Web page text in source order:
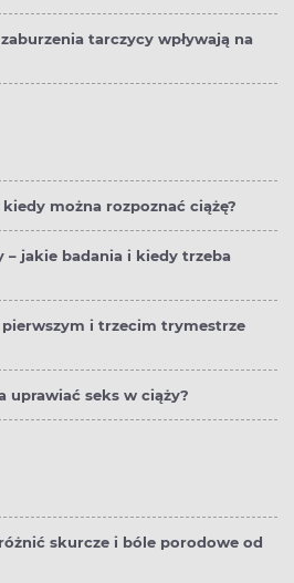
tarczycy wpływają na
można rozpoznać ciążę?
– jakie badania i kiedy trzeba
i trzecim trymestrze
uprawiać seks w ciąży?
skurcze i bóle porodowe od